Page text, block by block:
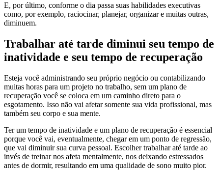
E, por último, conforme o dia passa suas habilidades executivas
como, por exemplo, raciocinar, planejar, organizar e muitas outras,
diminuem.
Trabalhar até tarde diminui seu tempo de
inatividade e seu tempo de recuperação
Esteja você administrando seu próprio negócio ou contabilizando
muitas horas para um projeto no trabalho, sem um plano de
recuperação você se coloca em um caminho direto para o
esgotamento. Isso não vai afetar somente sua vida profissional, mas
também seu corpo e sua mente.
Ter um tempo de inatividade e um plano de recuperação é essencial
porque você vai, eventualmente, chegar em um ponto de regressão,
que vai diminuir sua curva pessoal. Escolher trabalhar até tarde ao
invés de treinar nos afeta mentalmente, nos deixando estressados
antes de dormir, resultando em uma qualidade de sono muito pior.